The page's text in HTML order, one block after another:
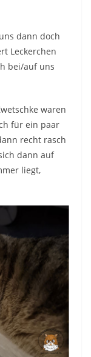
dann doch
Leckerchen
bei/auf uns
waren
für ein paar
recht rasch
dann auf
liegt,